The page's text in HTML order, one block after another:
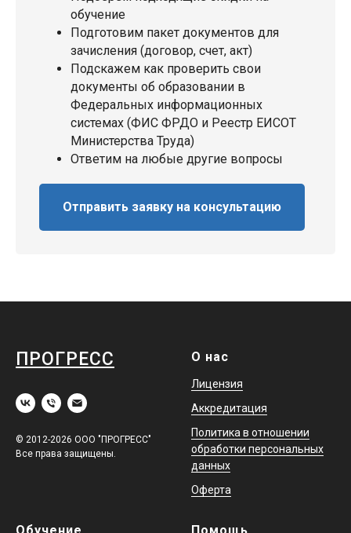
обучение
Подготовим пакет документов для
зачисления (договор, счет, акт)
Подскажем как проверить свои
документы об образовании в
Федеральных информационных
системах (ФИС ФРДО и Реестр ЕИСОТ
Министерства Труда)
Ответим на любые другие вопросы
Отправить заявку на консультацию
ПРОГРЕСС
© 2012-2026 ООО "ПРОГРЕСС"
Все права защищены.
О нас
Лицензия
Аккредитация
Политика в отношении
обработки персональных
данных
Оферта